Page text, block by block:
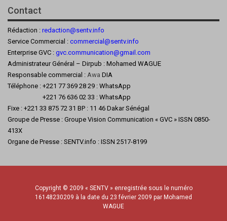
Contact
Rédaction : redaction@sentv.info
Service Commercial : commercial@sentv.info
Enterprise GVC : gvc.communication@gmail.com
Administrateur Général – Dirpub : Mohamed WAGUE
Responsable commercial : Awa DIA
Téléphone : +221 77 369 28 29 : WhatsApp
+221 76 636 02 33 : WhatsApp
Fixe : +221 33 875 72 31 BP : 11 46 Dakar Sénégal
Groupe de Presse : Groupe Vision Communication « GVC » ISSN 0850-
413X
Organe de Presse : SENTV.info : ISSN 2517-8199
Copyright © 2009 « SENTV » enregistrée sous le numéro
16148230209 à la date du 23 février 2009 par Mohamed
WAGUE